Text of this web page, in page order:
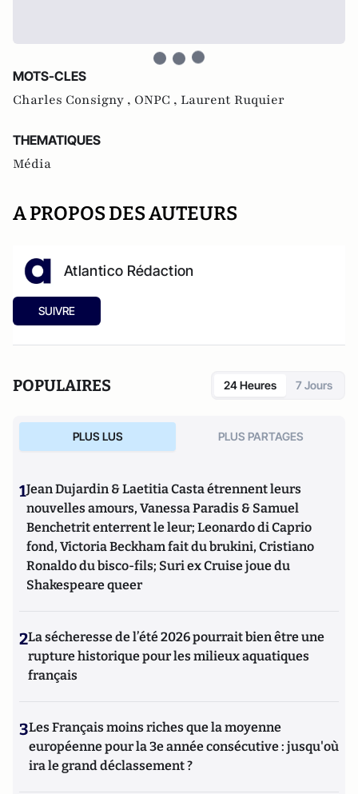
MOTS-CLES
Charles Consigny , ONPC , Laurent Ruquier
THEMATIQUES
Média
A PROPOS DES AUTEURS
Atlantico Rédaction
SUIVRE
POPULAIRES 24 Heures 7 Jours
PLUS LUS PLUS PARTAGES
1Jean Dujardin & Laetitia Casta étrennent leurs
nouvelles amours, Vanessa Paradis & Samuel
Benchetrit enterrent le leur; Leonardo di Caprio
fond, Victoria Beckham fait du brukini, Cristiano
Ronaldo du bisco-fils; Suri ex Cruise joue du
Shakespeare queer
2La sécheresse de l’été 2026 pourrait bien être une
rupture historique pour les milieux aquatiques
français
3Les Français moins riches que la moyenne
européenne pour la 3e année consécutive : jusqu'où
ira le grand déclassement ?